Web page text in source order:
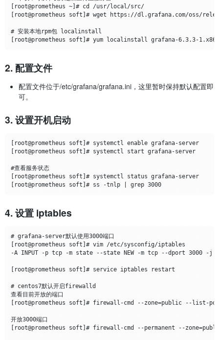
[root@prometheus ~]# cd /usr/local/src/
[root@prometheus soft]# wget https://dl.grafana.com/oss/
# 安装本地rpm包 localinstall
2. 配置文件
配置文件位于/etc/grafana/grafana.ini，这里暂时保持默认配置即
可。
3. 设置开机启动
[root@prometheus soft]# systemctl enable grafana-server
[root@prometheus soft]# systemctl start grafana-server
#查看服务状态
[root@prometheus soft]# systemctl status grafana-server
[root@prometheus soft]# ss -tnlp | grep 3000
4. 设置 iptables
# grafana-server默认使用3000端口
[root@prometheus soft]# vim /etc/sysconfig/iptables
-A INPUT -p tcp -m state --state NEW -m tcp --dport 3000 -j
[root@prometheus soft]# service iptables restart
# centos7默认开启firewalld
查看目前开放的端口
[root@prometheus soft]# firewall-cmd --zone=public --list-
开放3000端口
[root@prometheus soft]# firewall-cmd --permanent --zone=public --